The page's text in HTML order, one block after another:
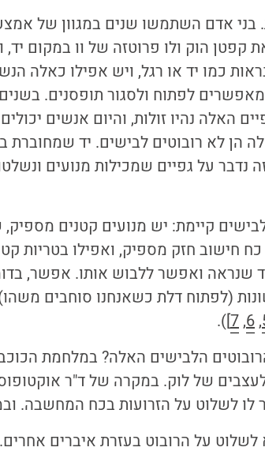
בני אדם השתמשו שנים במגוון של
קפטן הוק ולו פרוטזה של וו במקום יד,
כמו יד או רגל, ויש אפילו כאלה
לפתוח ולסגור תופסנים. בשנים
האלה נהיו זולות, והיום אנשים
הן לא רובוטים לבישים. יד שמחוברת
נדבר על גפיים שמכילות מנועים
קיימת: יש מנועים קטנים מספיק,
חישוב חזק מספיק, ואפילו בטריות
שנראה ואפשר ללבוש אותו. אפשר,
(לפתוח דלת כשאנחנו סוחבים
,
6
,
7
]).
הלבישים האלה? במלחמת
של לוק. במקרה של ד"ר
לו לשלוט על הזרועות בכח המחשבה.
על הרובוט בעזרת איברים